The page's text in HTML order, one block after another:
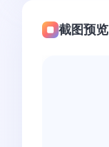
截图预览